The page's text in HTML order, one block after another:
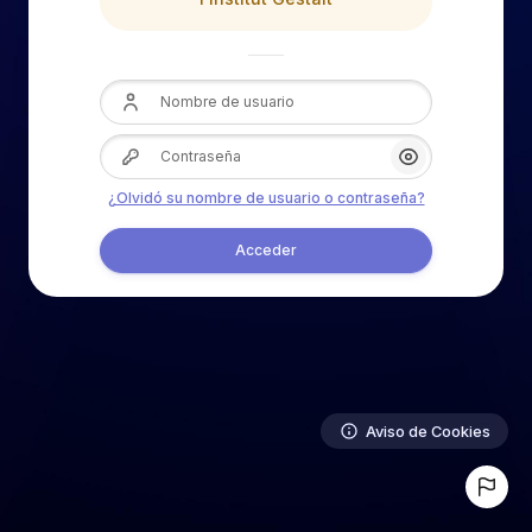
Nombre de usuario
Contraseña
Mostrar/
¿Olvidó su nombre de usuario o contraseña?
Acceder
Aviso de Cookies